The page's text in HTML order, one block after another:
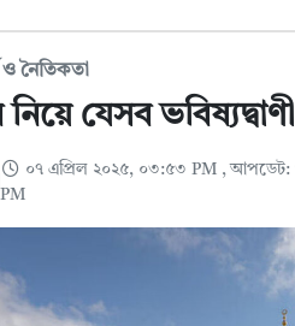
ও নৈতিকতা
নিয়ে যেসব
০৭ এপ্রিল ২০২৫, ০৩:৫৩ PM , আপডেট:
PM